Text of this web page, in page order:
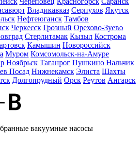
Владикавказ Серпухов Якутск
Нефтеюганск Тамбов
Черкесск Грозный Орехово-Зуево
Стерлитамак Кызыл Кострома
Камышин Новороссийск
Муром Комсомольск-на-Амуре
Ноябрьск Таганрог Пушкино Нальчик
Посад Нижнекамск Элиста Шахты
Долгопрудный Орск Реутов Ангарск
вакуумные насосы